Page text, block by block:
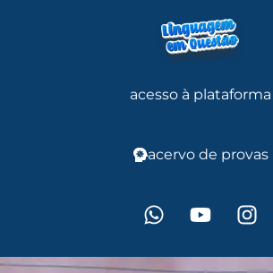
acesso à plataforma
acervo de provas